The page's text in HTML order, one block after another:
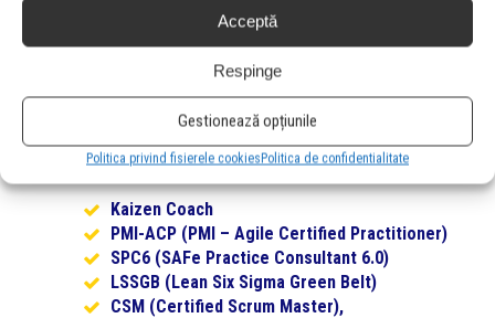
Acceptă
Respinge
Gestionează opțiunile
Politica privind fisierele cookiesPolitica de confidentialitate
Practician și antreprenor software cu peste 20 de ani de
experiență, dintre care 15 ani de lucru folosind abordări
Lean și Agile, inclusiv transformări Lean-Agile la nivel de
Unul dintre pionierii mișcării Agile din România, primul
certificat SPC (SAFe Practice Consultant) din țară.
Background de trainer, mentor și coach, cu expertiză în
dezvoltarea de software și administrarea afacerilor.
Kaizen Coach
PMI-ACP (PMI – Agile Certified Practitioner)
SPC6 (SAFe Practice Consultant 6.0)
LSSGB (Lean Six Sigma Green Belt)
CSM (Certified Scrum Master),